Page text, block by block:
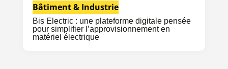
Bis Electric : une plateforme digitale pensée
pour simplifier l’approvisionnement en
matériel électrique
Bâtiment & Industrie